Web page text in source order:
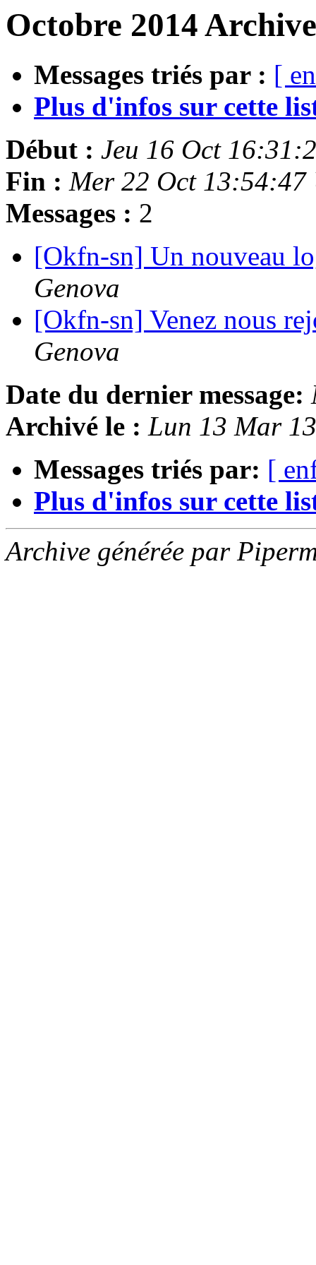
Octobre 2014
Messages triés par : [
Plus d'infos sur cette
Début : Jeu 16 Oct
Fin : Mer 22 Oct 13:54:47
Messages : 2
[Okfn-sn] Un nouveau
Genova
[Okfn-sn] Venez nous
Genova
Date du dernier message:
Archivé le : Lun 13 Mar
Messages triés par: [
Plus d'infos sur cette
Archive générée par